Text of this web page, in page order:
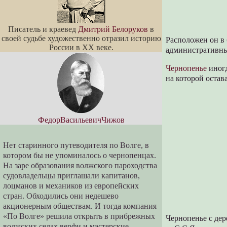
Расположен он в
Чернопенье
на которой
Чернопенье с
Писатель и краевед Дмитрий Белоруков в
своей судьбе художественно отразил историю
России в XX веке.
ФедорВасильевичЧижов
Нет старинного путеводителя по Волге, в
котором бы не упоминалось о чернопенцах.
На заре образования волжского пароходства
судовладельцы приглашали капитанов,
лоцманов и механиков из европейских
стран. Обходились они недешево
акционерным обществам. И тогда компания
«По Волге» решила открыть в прибрежных